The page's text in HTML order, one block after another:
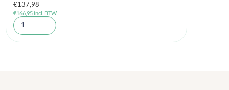
€137,98
€166,95incl. BTW